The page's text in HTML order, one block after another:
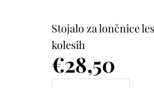
Stojalo za lončnice
kolesih
Cena
€28,50